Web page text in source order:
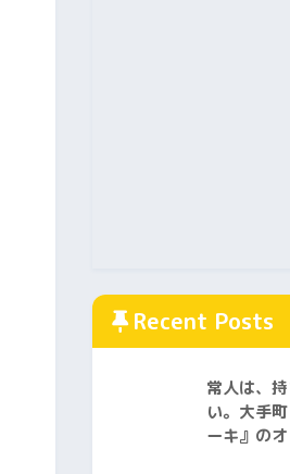
Recent Posts
常人は、
い。大手
ーキ』の